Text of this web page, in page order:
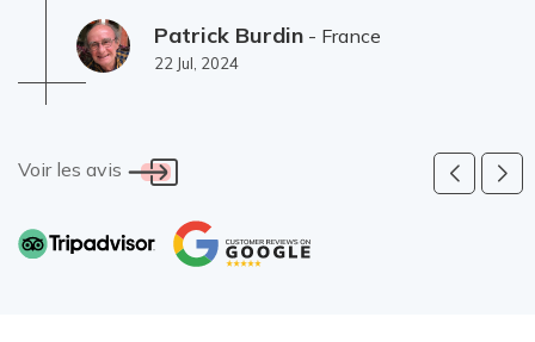
(Hébergement un peu limite à Sing Gompa).
Patrick Burdin - France
22 Jul, 2024
Voir les avis